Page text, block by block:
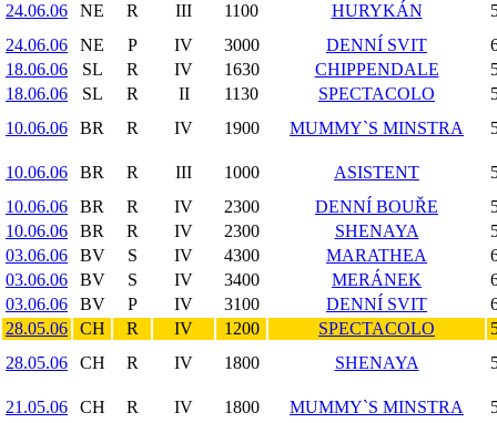
24.06.06 NE R III 1100 HURYKÁN
24.06.06
NE P IV 3000 DENNÍ SVIT
18.06.06
SL R IV 1630 CHIPPENDALE
18.06.06
SL R II 1130 SPECTACOLO
10.06.06
BR R IV 1900 MUMMY`S MINSTRA
10.06.06 BR R III 1000 ASISTENT
10.06.06
BR R IV 2300 DENNÍ BOUŘE
10.06.06
BR R IV 2300 SHENAYA
03.06.06
BV S IV 4300 MARATHEA
03.06.06
BV S IV 3400 MERÁNEK
03.06.06
BV P IV 3100 DENNÍ SVIT
28.05.06
CH R IV 1200 SPECTACOLO
28.05.06
CH R IV 1800 SHENAYA
21.05.06 CH R IV 1800 MUMMY`S MINSTRA